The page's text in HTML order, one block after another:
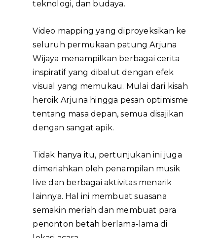
teknologi, dan budaya.
Video mapping yang diproyeksikan ke
seluruh permukaan patung Arjuna
Wijaya menampilkan berbagai cerita
inspiratif yang dibalut dengan efek
visual yang memukau. Mulai dari kisah
heroik Arjuna hingga pesan optimisme
tentang masa depan, semua disajikan
dengan sangat apik.
Tidak hanya itu, pertunjukan ini juga
dimeriahkan oleh penampilan musik
live dan berbagai aktivitas menarik
lainnya. Hal ini membuat suasana
semakin meriah dan membuat para
penonton betah berlama-lama di